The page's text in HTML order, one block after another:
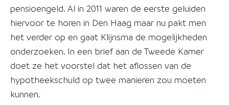
pensioengeld. Al in 2011 waren de eerste geluiden
hiervoor te horen in Den Haag maar nu pakt men
het verder op en gaat Klijnsma de mogelijkheden
onderzoeken. In een brief aan de Tweede Kamer
doet ze het voorstel dat het aflossen van de
hypotheekschuld op twee manieren zou moeten
kunnen.